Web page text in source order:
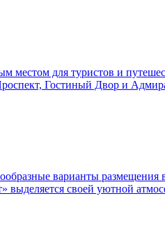
местом для туристов и
Гостиный Двор и
варианты размещения
своей уютной